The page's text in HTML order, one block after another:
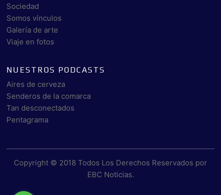
Sociedad
Somos vínculos
Galería de arte
Viaje en fotos
NUESTROS PODCASTS
Aires de cerveza
Senderos de la comarca
Tan desconectados
Pentagrama
Copyright © 2018 Todos Los Derechos Reservados por
EBC Noticias.